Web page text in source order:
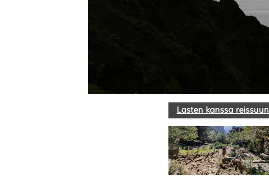
Lasten kanssa reissuun